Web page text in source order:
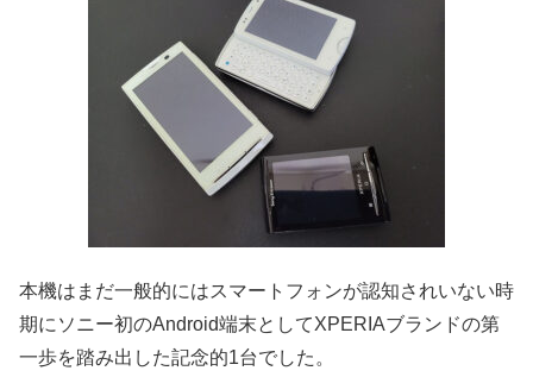
本機はまだ一般的にはスマートフォンが認知されいない時
期にソニー初のAndroid端末としてXPERIAブランドの第
一歩を踏み出した記念的1台でした。